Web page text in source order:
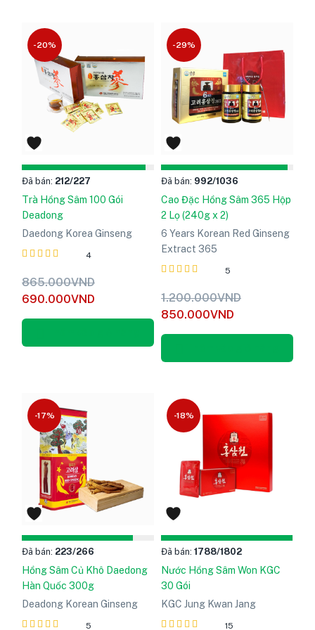
-20%
Đã bán: 212/227
Trà Hồng Sâm 100 Gói
Deadong
Daedong Korea Ginseng
Được xếp
hạng
5.00
5
sao
4
865.000VND
690.000VND
-29%
Đã bán: 992/1036
Cao Đặc Hồng Sâm 365 Hộp
2 Lọ (240g x 2)
6 Years Korean Red Ginseng
Extract 365
Được xếp
hạng
5.00
5
sao
5
1.200.000VND
850.000VND
-17%
Đã bán: 223/266
Hồng Sâm Củ Khô Daedong
Hàn Quốc 300g
Deadong Korean Ginseng
5
-18%
Đã bán: 1788/1802
Nước Hồng Sâm Won KGC
30 Gói
KGC Jung Kwan Jang
15